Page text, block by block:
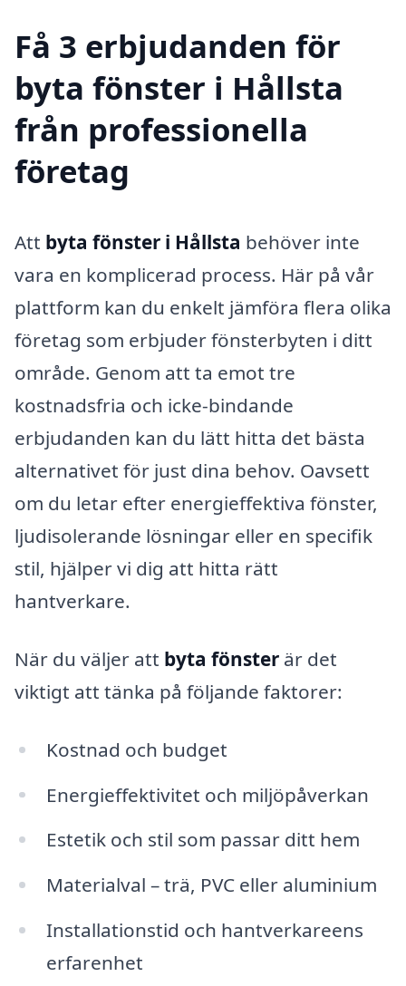
Få 3 erbjudanden för
byta fönster i Hållsta
från professionella
företag
Att byta fönster i Hållsta behöver inte
vara en komplicerad process. Här på vår
plattform kan du enkelt jämföra flera olika
företag som erbjuder fönsterbyten i ditt
område. Genom att ta emot tre
kostnadsfria och icke-bindande
erbjudanden kan du lätt hitta det bästa
alternativet för just dina behov. Oavsett
om du letar efter energieffektiva fönster,
ljudisolerande lösningar eller en specifik
stil, hjälper vi dig att hitta rätt
hantverkare.
När du väljer att byta fönster är det
viktigt att tänka på följande faktorer:
Kostnad och budget
Energieffektivitet och miljöpåverkan
Estetik och stil som passar ditt hem
Materialval – trä, PVC eller aluminium
Installationstid och hantverkareens
erfarenhet